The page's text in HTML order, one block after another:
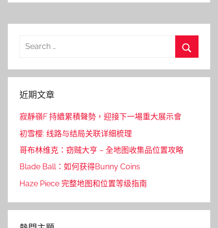
Search
近期文章
寂靜嶺F 持續累積聲勢，迎接下一場重大展示會
初雪樱: 线路与结局关联详细梳理
哥布林维克：窃贼大亨 – 全地图收集品位置攻略
Blade Ball：如何获得Bunny Coins
Haze Piece 完整地图和位置等级指南